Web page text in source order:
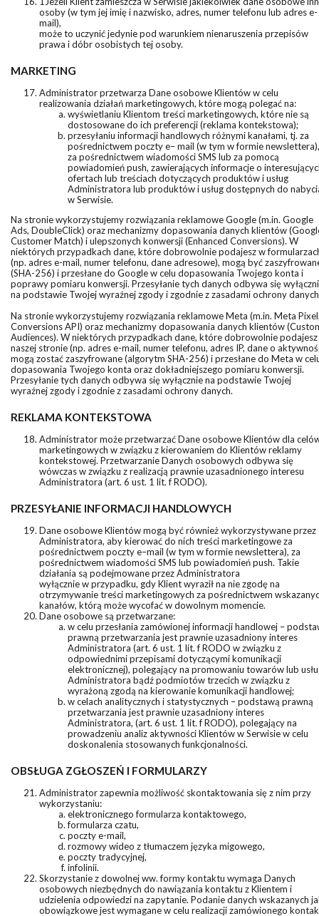
osoby (w tym jej imię i nazwisko, adres, numer telefonu lub adres e-
mail),
może to uczynić jedynie pod warunkiem nienaruszenia przepisów
prawa i dóbr osobistych tej osoby.
MARKETING
Administrator przetwarza Dane osobowe Klientów w celu
realizowania działań marketingowych, które mogą polegać na:
wyświetlaniu Klientom treści marketingowych, które nie są
dostosowane do ich preferencji (reklama kontekstowa);
przesyłaniu informacji handlowych różnymi kanałami, tj. za
pośrednictwem poczty e– mail (w tym w formie newslettera),
za pośrednictwem wiadomości SMS lub za pomocą
powiadomień push, zawierających informacje o
ofertach lub treściach dotyczących produktów i usług
Administratora lub produktów i usług dostępnych do
w Serwisie.
Na stronie wykorzystujemy rozwiązania reklamowe Google (m.in. Google
Ads, DoubleClick) oraz mechanizmy dopasowania danych klientów
Customer Match) i ulepszonych konwersji (Enhanced Conversions). W
niektórych przypadkach dane, które dobrowolnie podajesz w
(np. adres e-mail, numer telefonu, dane adresowe), mogą być
(SHA-256) i przesłane do Google w celu dopasowania Twojego konta i
poprawy pomiaru konwersji. Przesyłanie tych danych odbywa się
na podstawie Twojej wyraźnej zgody i zgodnie z zasadami ochrony
Na stronie wykorzystujemy rozwiązania reklamowe Meta (m.in. Meta
Conversions API) oraz mechanizmy dopasowania danych klientów
Audiences). W niektórych przypadkach dane, które dobrowolnie podajesz
naszej stronie (np. adres e-mail, numer telefonu, adres IP, dane o
mogą zostać zaszyfrowane (algorytm SHA-256) i przesłane do Meta w
dopasowania Twojego konta oraz dokładniejszego pomiaru konwersji.
Przesyłanie tych danych odbywa się wyłącznie na podstawie Twojej
wyraźnej zgody i zgodnie z zasadami ochrony danych.
REKLAMA KONTEKSTOWA
Administrator może przetwarzać Dane osobowe Klientów dla
marketingowych w związku z kierowaniem do Klientów reklamy
kontekstowej. Przetwarzanie Danych osobowych odbywa się
wówczas w związku z realizacją prawnie uzasadnionego interesu
Administratora (art. 6 ust. 1 lit. f RODO).
PRZESYŁANIE INFORMACJI HANDLOWYCH
Dane osobowe Klientów mogą być również wykorzystywane przez
Administratora, aby kierować do nich treści marketingowe za
pośrednictwem poczty e–mail (w tym w formie newslettera), za
pośrednictwem wiadomości SMS lub powiadomień push. Takie
działania są podejmowane przez Administratora
wyłącznie w przypadku, gdy Klient wyraził na nie zgodę na
otrzymywanie treści marketingowych za pośrednictwem
kanałów, którą może wycofać w dowolnym momencie.
Dane osobowe są przetwarzane:
w celu przesłania zamówionej informacji handlowej –
prawną przetwarzania jest prawnie uzasadniony interes
Administratora (art. 6 ust. 1 lit. f RODO w związku z
odpowiednimi przepisami dotyczącymi komunikacji
elektronicznej), polegający na promowaniu towarów lub
Administratora bądź podmiotów trzecich w związku z
wyrażoną zgodą na kierowanie komunikacji handlowej;
w celach analitycznych i statystycznych – podstawą prawną
przetwarzania jest prawnie uzasadniony interes
Administratora, (art. 6 ust. 1 lit. f RODO), polegający na
prowadzeniu analiz aktywności Klientów w Serwisie w celu
doskonalenia stosowanych funkcjonalności.
OBSŁUGA ZGŁOSZEŃ I FORMULARZY
Administrator zapewnia możliwość skontaktowania się z nim przy
wykorzystaniu:
elektronicznego formularza kontaktowego,
formularza czatu,
poczty e-mail,
rozmowy wideo z tłumaczem języka migowego,
poczty tradycyjnej,
infolinii.
Skorzystanie z dowolnej ww. formy kontaktu wymaga Danych
osobowych niezbędnych do nawiązania kontaktu z Klientem i
udzielenia odpowiedzi na zapytanie. Podanie danych wskazanych
obowiązkowe jest wymagane w celu realizacji zamówionego